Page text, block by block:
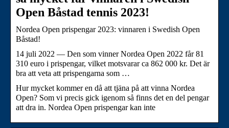
Open Båstad tennis 2023!
Nordea Open prispengar 2023: vinnaren i Swedish Open
Båstad!
14 juli 2022 — Den som vinner Nordea Open 2022 får 81
310 euro i prispengar, vilket motsvarar ca 862 000 kr. Det är
bra att veta att prispengarna som …
Hur mycket kommer en då att tjäna på att vinna Nordea
Open? Som vi precis gick igenom så finns det en del pengar
att dra in. Nordea Open prispengar kan inte